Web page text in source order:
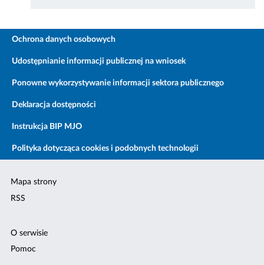
Ochrona danych osobowych
Udostępnianie informacji publicznej na wniosek
Ponowne wykorzystywanie informacji sektora publicznego
Deklaracja dostępności
Instrukcja BIP MJO
Polityka dotycząca cookies i podobnych technologii
Mapa strony
RSS
O serwisie
Pomoc